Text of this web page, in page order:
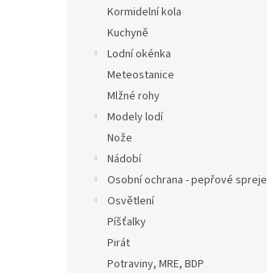
Kormidelní kola
Kuchyně
Lodní okénka
Meteostanice
Mlžné rohy
Modely lodí
Nože
Nádobí
Osobní ochrana - pepřové spreje
Osvětlení
Píšťalky
Pirát
Potraviny, MRE, BDP